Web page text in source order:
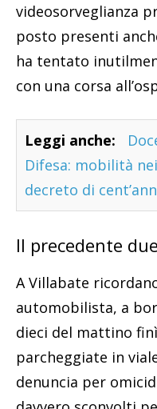
videosorveglianza
posto presenti
ha tentato
con una corsa
Leggi anche:
Difesa: mobilità
decreto di
Il precedente
A Villabate
automobilista, a
dieci del mattino
parcheggiate in
denuncia per